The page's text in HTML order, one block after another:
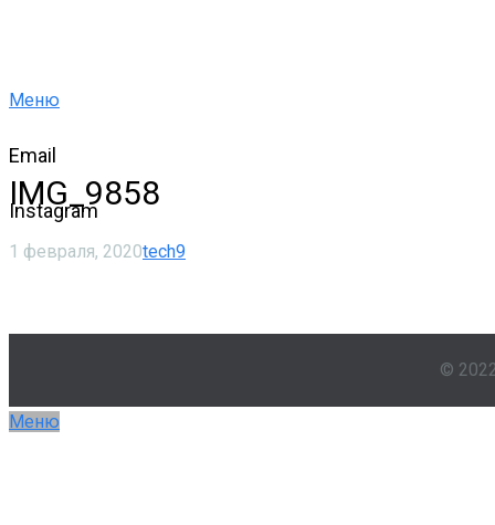
Меню
Email
Instagram
IMG_9858
1 февраля, 2020tech9
©
Меню